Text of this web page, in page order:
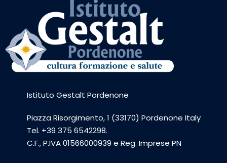
Istituto Gestalt Pordenone
Piazza Risorgimento, 1 (33170) Pordenone Italy
Tel. +39 375 6542298.
C.F., P.IVA 01566000939 e Reg. Imprese PN